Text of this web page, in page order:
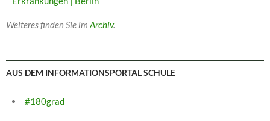
Weiteres finden Sie im Archiv.
AUS DEM INFORMATIONSPORTAL SCHULE
#180grad